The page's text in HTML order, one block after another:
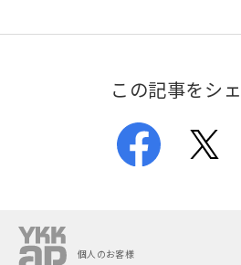
この記事をシ
個人のお客様